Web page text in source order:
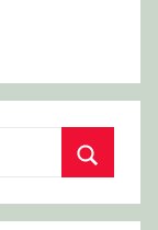
搜